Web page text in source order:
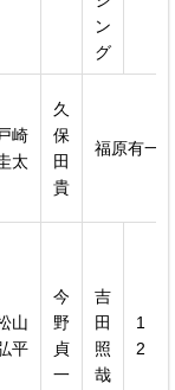
ン
グ
戸崎
太
久
保
田
貴
福原有一
山
平
今
野
貞
一
吉
田
照
哉
1
2